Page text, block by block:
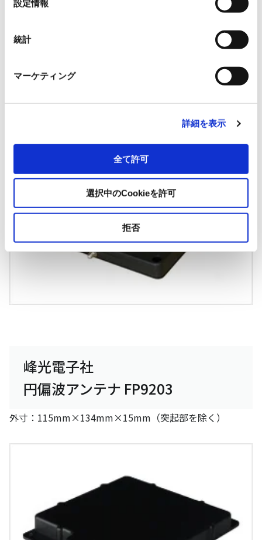
設定情報
統計
マーケティング
詳細を表示
全て許可
選択中のCookieを許可
拒否
円偏波アンテナ FP9207
外寸：190mm×190mm×25mm（突起部を除く）
アンテナコネクタが、Pigtailタイプなので、机の上に置く
ことが可能です
峰光電子社
円偏波アンテナ FP9203
外寸：115mm×134mm×15mm（突起部を除く）